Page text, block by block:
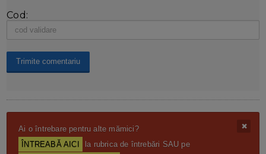
Cod:
Ai o întrebare pentru alte mămici?
ÎNTREABĂ AICI
la rubrica de întrebări SAU pe